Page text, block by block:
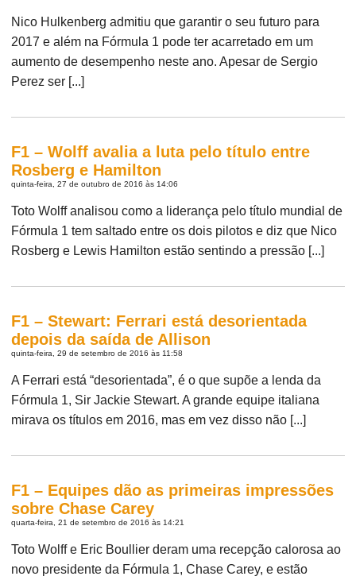
Nico Hulkenberg admitiu que garantir o seu futuro para
2017 e além na Fórmula 1 pode ter acarretado em um
aumento de desempenho neste ano. Apesar de Sergio
Perez ser [...]
F1 – Wolff avalia a luta pelo título entre
Rosberg e Hamilton
quinta-feira, 27 de outubro de 2016 às 14:06
Toto Wolff analisou como a liderança pelo título mundial de
Fórmula 1 tem saltado entre os dois pilotos e diz que Nico
Rosberg e Lewis Hamilton estão sentindo a pressão [...]
F1 – Stewart: Ferrari está desorientada
depois da saída de Allison
quinta-feira, 29 de setembro de 2016 às 11:58
A Ferrari está “desorientada”, é o que supõe a lenda da
Fórmula 1, Sir Jackie Stewart. A grande equipe italiana
mirava os títulos em 2016, mas em vez disso não [...]
F1 – Equipes dão as primeiras impressões
sobre Chase Carey
quarta-feira, 21 de setembro de 2016 às 14:21
Toto Wolff e Eric Boullier deram uma recepção calorosa ao
novo presidente da Fórmula 1, Chase Carey, e estão